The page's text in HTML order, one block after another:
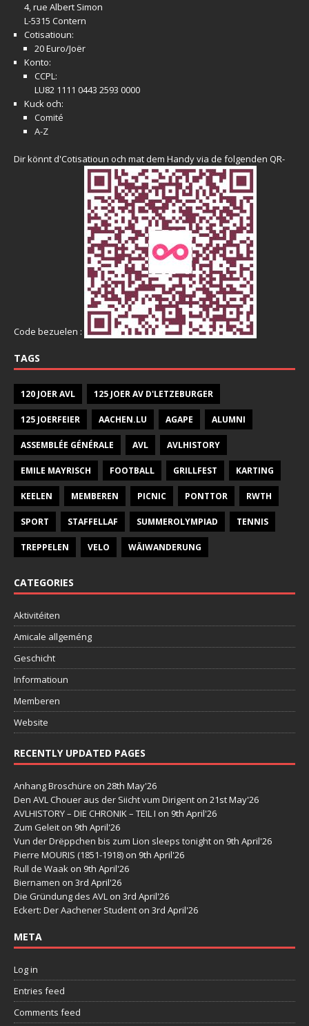
4, rue Albert Simon
L-5315 Contern
Cotisatioun:
20 Euro/Joër
Konto:
CCPL:
LU82 1111 0443 2593 0000
Kuck och:
Comité
A-Z
Dir könnt d'Cotisatioun och mat dem Handy via de folgenden QR-
Code bezuelen :
TAGS
120 JOER AVL 125 JOER AV D'LETZEBURGER
125 JOERFEIER AACHEN.LU AGAPE ALUMNI
ASSEMBLÉE GÉNÉRALE AVL AVLHISTORY
EMILE MAYRISCH FOOTBALL GRILLFEST KARTING
KEELEN MEMBEREN PICNIC PONTTOR RWTH
SPORT STAFFELLAF SUMMEROLYMPIAD TENNIS
TREPPELEN VELO WÄIWANDERUNG
CATEGORIES
Aktivitéiten
Amicale allgeméng
Geschicht
Informatioun
Memberen
Website
RECENTLY UPDATED PAGES
Anhang Broschüre on 28th May'26
Den AVL Chouer aus der Siicht vum Dirigent on 21st May'26
AVLHISTORY – DIE CHRONIK – TEIL I on 9th April'26
Zum Geleit on 9th April'26
Vun der Drëppchen bis zum Lion sleeps tonight on 9th April'26
Pierre MOURIS (1851-1918) on 9th April'26
Rull de Waak on 9th April'26
Biernamen on 3rd April'26
Die Gründung des AVL on 3rd April'26
Eckert: Der Aachener Student on 3rd April'26
META
Log in
Entries feed
Comments feed